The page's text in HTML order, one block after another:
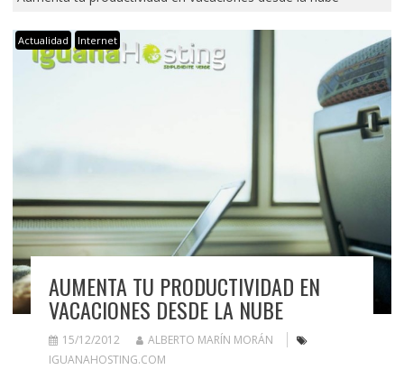
Actualidad Internet
AUMENTA TU PRODUCTIVIDAD EN
VACACIONES DESDE LA NUBE
15/12/2012
ALBERTO MARÍN MORÁN
IGUANAHOSTING.COM